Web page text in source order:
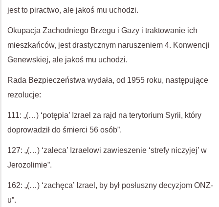
jest to piractwo, ale jakoś mu uchodzi.
Okupacja Zachodniego Brzegu i Gazy i traktowanie ich
mieszkańców, jest drastycznym naruszeniem 4. Konwencji
Genewskiej, ale jakoś mu uchodzi.
Rada Bezpieczeństwa wydała, od 1955 roku, następujące
rezolucje:
111: „(…) ‘potępia’ Izrael za rajd na terytorium Syrii, który
doprowadził do śmierci 56 osób”.
127: „(…) ‘zaleca’ Izraelowi zawieszenie ‘strefy niczyjej’ w
Jerozolimie”.
162: „(…) ‘zachęca’ Izrael, by był posłuszny decyzjom ONZ-
u”.